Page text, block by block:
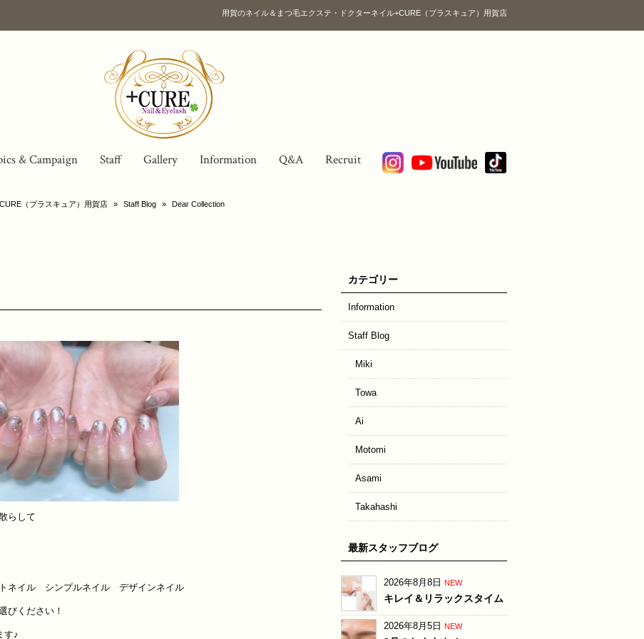
用賀のネイル＆まつ毛エクステ・ドクターネイル+CURE（プラスキュア）用賀店
& Campaign Staff Gallery Information Q&A Recruit
（プラスキュア）用賀店 » Staff Blog » Dear Collection
らして
イル シンプルネイル デザインネイル
びください！
す♪
カテゴリー
Information
Staff Blog
Miki
Towa
Ai
Motomi
Asami
Takahashi
最新スタッフブログ
2026年8月8日 NEW
キレイ＆リラックスタイム
2026年8月5日 NEW